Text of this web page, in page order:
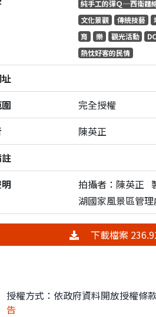
純手工的彈Ｑ─西衛麵
文化景觀
傳統技藝
育
樂 觀光活動 DC
熱忱好客的民情
完全授權
陳英正
拍攝者：陳英正
湖國家風景區管理
下載檔案
授權方式：依政府資料開放授權條
告